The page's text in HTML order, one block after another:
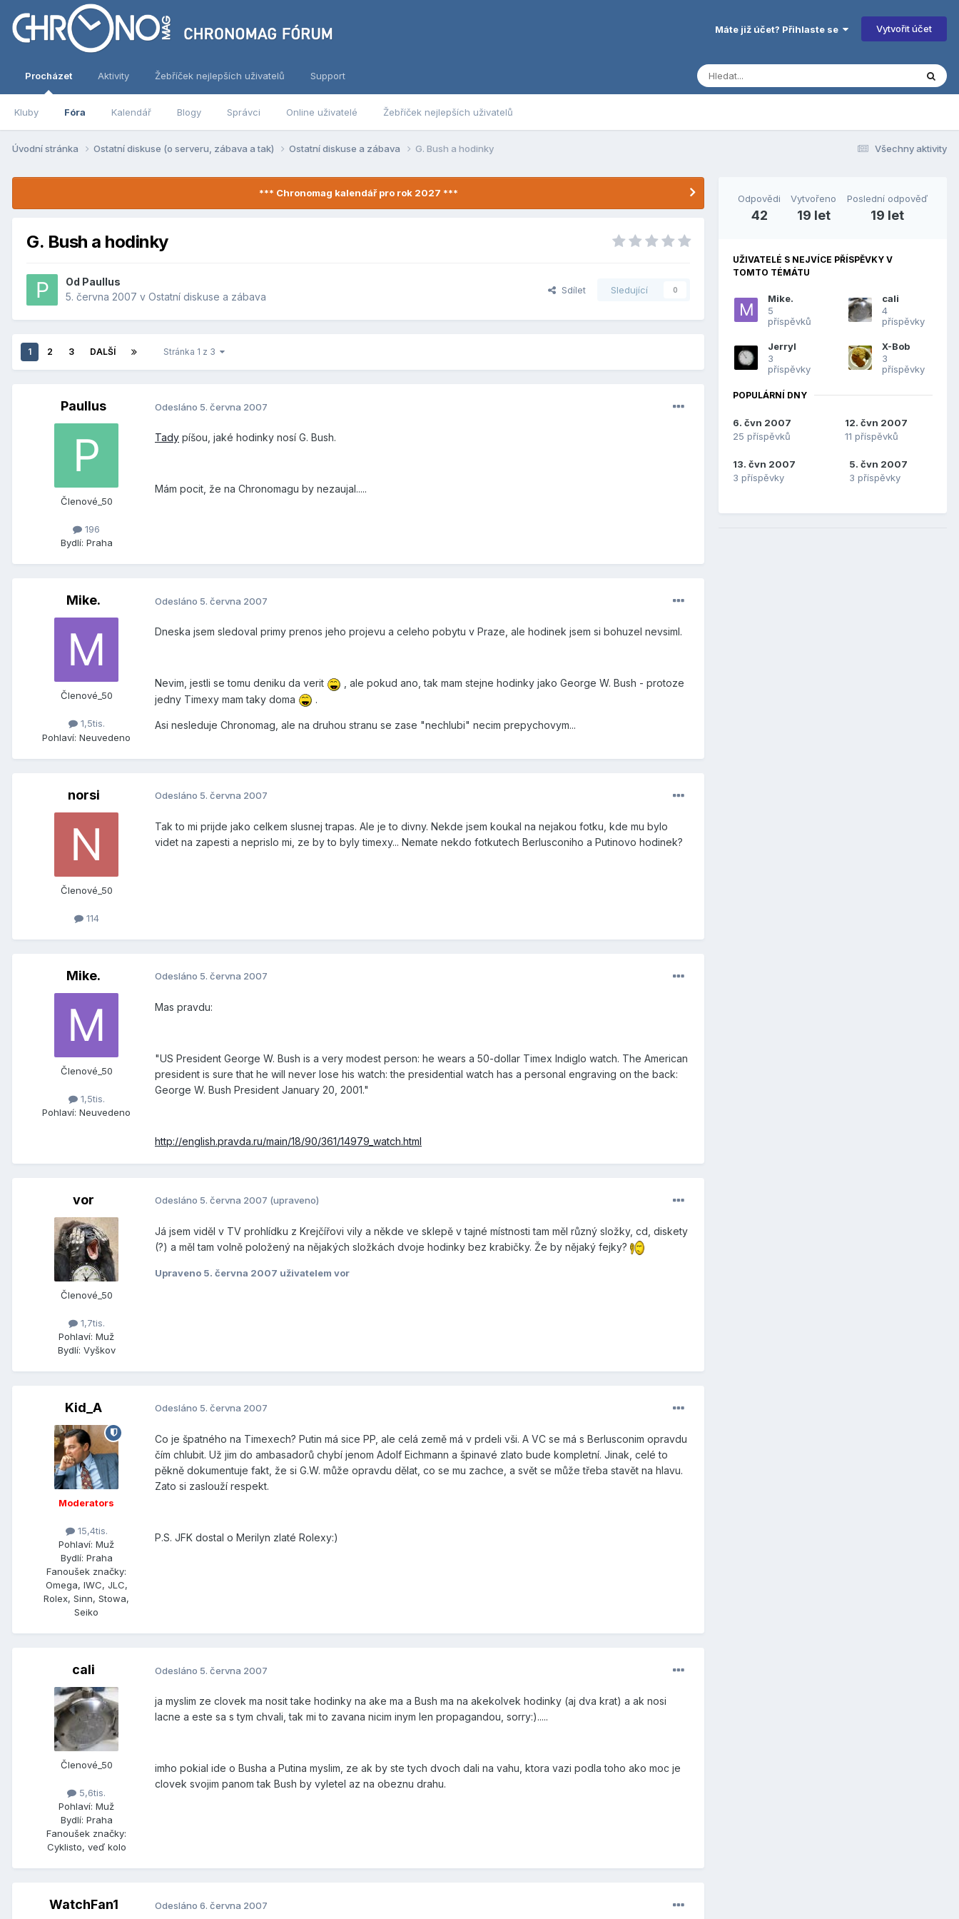
Máte již účet? Přihlaste se Vytvořit účet
Procházet
Kluby Fóra Kalendář Blogy Správci Online uživatelé Žebříček nejlepších uživatelů
Aktivity Žebříček nejlepších uživatelů Support
Všechny aktivity
Úvodní stránka Ostatní diskuse (o serveru, zábava a tak) Ostatní diskuse a zábava G. Bush a hodinky
*** Chronomag kalendář pro rok 2027 ***
G. Bush a hodinky
Od Paullus
5. června 2007 v Ostatní diskuse a zábava
Sdílet Sledující 0
1 2 3 DALŠÍ Stránka 1 z 3
Paullus
Členové_50
196
Bydlí: Praha
Odesláno 5. června 2007
Tady píšou, jaké hodinky nosí G. Bush.
Mám pocit, že na Chronomagu by nezaujal.....
Mike.
Členové_50
1,5tis.
Pohlaví: Neuvedeno
Odesláno 5. června 2007
Dneska jsem sledoval primy prenos jeho projevu a celeho pobytu v Praze, ale hodinek jsem si bohuzel nevsiml.
Nevim, jestli se tomu deniku da verit
, ale pokud ano, tak mam stejne hodinky jako George W. Bush - protoze
jedny Timexy mam taky doma
.
Asi nesleduje Chronomag, ale na druhou stranu se zase "nechlubi" necim prepychovym...
norsi
Členové_50
114
Odesláno 5. června 2007
Tak to mi prijde jako celkem slusnej trapas. Ale je to divny. Nekde jsem koukal na nejakou fotku, kde mu bylo
videt na zapesti a neprislo mi, ze by to byly timexy... Nemate nekdo fotkutech Berlusconiho a Putinovo hodinek?
Mike.
Členové_50
1,5tis.
Pohlaví: Neuvedeno
Odesláno 5. června 2007
Mas pravdu:
"US President George W. Bush is a very modest person: he wears a 50-dollar Timex Indiglo watch. The American
president is sure that he will never lose his watch: the presidential watch has a personal engraving on the back:
George W. Bush President January 20, 2001."
http://english.pravda.ru/main/18/90/361/14979_watch.html
vor
Členové_50
1,7tis.
Pohlaví: Muž
Bydlí: Vyškov
Odesláno 5. června 2007 (upraveno)
Já jsem viděl v TV prohlídku z Krejčířovi vily a někde ve sklepě v tajné místnosti tam měl různý složky, cd, diskety
(?) a měl tam volně položený na nějakých složkách dvoje hodinky bez krabičky. Že by nějaký fejky?
Upraveno 5. června 2007 uživatelem vor
Kid_A
Moderators
15,4tis.
Pohlaví: Muž
Bydlí: Praha
Fanoušek značky:
Omega, IWC, JLC,
Rolex, Sinn, Stowa,
Seiko
Odesláno 5. června 2007
Co je špatného na Timexech? Putin má sice PP, ale celá země má v prdeli vši. A VC se má s Berlusconim opravdu
čím chlubit. Už jim do ambasadorů chybí jenom Adolf Eichmann a špinavé zlato bude kompletní. Jinak, celé to
pěkně dokumentuje fakt, že si G.W. může opravdu dělat, co se mu zachce, a svět se může třeba stavět na hlavu.
Zato si zaslouží respekt.
P.S. JFK dostal o Merilyn zlaté Rolexy:)
cali
Členové_50
5,6tis.
Pohlaví: Muž
Bydlí: Praha
Fanoušek značky:
Cyklisto, veď kolo
Odesláno 5. června 2007
ja myslim ze clovek ma nosit take hodinky na ake ma a Bush ma na akekolvek hodinky (aj dva krat) a ak nosi
lacne a este sa s tym chvali, tak mi to zavana nicim inym len propagandou, sorry:).....
imho pokial ide o Busha a Putina myslim, ze ak by ste tych dvoch dali na vahu, ktora vazi podla toho ako moc je
clovek svojim panom tak Bush by vyletel az na obeznu drahu.
WatchFan1 Odesláno 6. června 2007
Odpovědi
42
Vytvořeno
19 let
Poslední odpověď
19 let
UŽIVATELÉ S NEJVÍCE PŘÍSPĚVKY V
TOMTO TÉMÁTU
Mike.
5
příspěvků
cali
4
příspěvky
Jerryl
3
příspěvky
X-Bob
3
příspěvky
POPULÁRNÍ DNY
6. čvn 2007
25 příspěvků
12. čvn 2007
11 příspěvků
13. čvn 2007
3 příspěvky
5. čvn 2007
3 příspěvky